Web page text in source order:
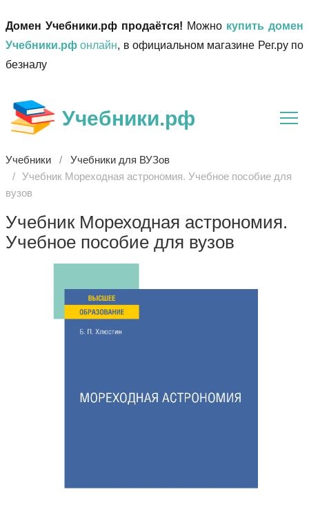
Домен Учебники.рф продаётся! Можно купить домен
Учебники.рф онлайн, в официальном магазине Рег.ру по
безналу
Учебники.рф
Учебники
Учебники для ВУЗов
Учебник Мореходная астрономия. Учебное пособие для
вузов
Учебник Мореходная астрономия.
Учебное пособие для вузов